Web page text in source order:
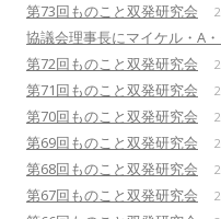
第73回ものこと双発研究会
協議会理事長にマイケル・A
第72回ものこと双発研究会
第71回ものこと双発研究会
第70回ものこと双発研究会
第69回ものこと双発研究会
第68回ものこと双発研究会
第67回ものこと双発研究会